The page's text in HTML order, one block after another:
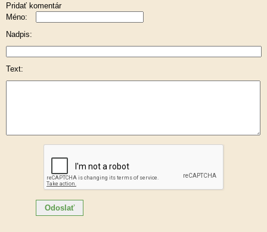
Pridať komentár
Méno:
Nadpis:
Text: